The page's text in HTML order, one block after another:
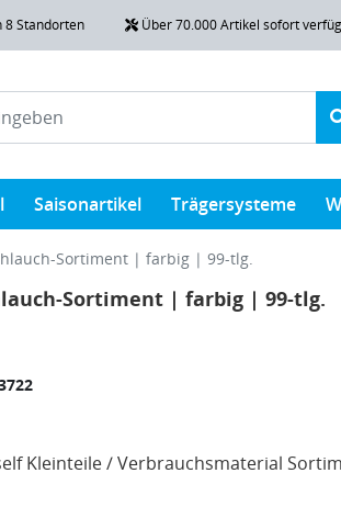
8 Standorten Über 70.000 Artikel sofort
Saisonartikel Trägersysteme
Sortiment | farbig | 99-tlg.
Sortiment | farbig | 99-tlg.
Kleinteile / Verbrauchsmaterial